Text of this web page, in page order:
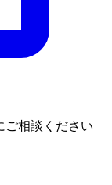
ご相談ください